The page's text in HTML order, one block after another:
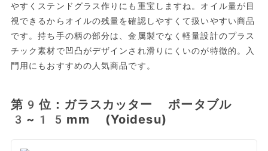
やすくステンドグラス作りにも重宝しますね。オイル量が目
視できるからオイルの残量を確認しやすくて扱いやすい商品
です。持ち手の柄の部分は、金属製でなく軽量設計のプラス
チック素材で凹凸がデザインされ滑りにくいのが特徴的。入
門用にもおすすめの人気商品です。
第9位：ガラスカッター ポータブル
3~15mm (Yoidesu)